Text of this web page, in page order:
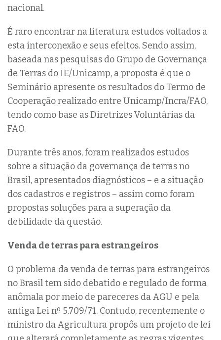
nacional.
É raro encontrar na literatura estudos voltados a
esta interconexão e seus efeitos. Sendo assim,
baseada nas pesquisas do Grupo de Governança
de Terras do IE/Unicamp, a proposta é que o
Seminário apresente os resultados do Termo de
Cooperação realizado entre Unicamp/Incra/FAO,
tendo como base as Diretrizes Voluntárias da
FAO.
Durante três anos, foram realizados estudos
sobre a situação da governança de terras no
Brasil, apresentados diagnósticos – e a situação
dos cadastros e registros – assim como foram
propostas soluções para a superação da
debilidade da questão.
Venda de terras para estrangeiros
O problema da venda de terras para estrangeiros
no Brasil tem sido debatido e regulado de forma
anômala por meio de pareceres da AGU e pela
antiga Lei nº 5.709/71. Contudo, recentemente o
ministro da Agricultura propôs um projeto de lei